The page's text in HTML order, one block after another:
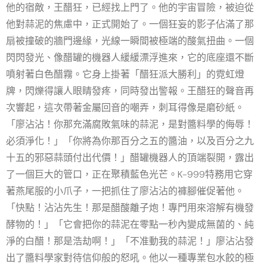
他的宿敵，王醋狂，已經找上門了。他的宇宙冒險，被迫從
他對蒜泥的焦慮中，正式開始了。一個狂妄的影子佔滿了那
扇被撞破的牆門邊緣，光線一瞬間被極端的酸氣扭曲。一個
閃閃發光、像醋罐的機器人緩緩漂浮進來，它的底座還不斷
噴射著白色醋霧。它身上掛著「醋狂派大勝利」的霓虹燈
牌，閃爍得讓人眼睛發疼，同時發出警報。王醋狂的聲音再
次響起，這次帶著金屬回音的嘲弄，刺耳得像是磨砂紙。
「廖沾沾！你那充滿腐敗氣味的蒜泥，是對醬料學的侮辱！
必須淨化！」「你將為你那百分之五的醬油，以及百分之九
十五的邪惡蒜頭付出代價！」醋罐機器人的頂端裂開，露出
了一個巨大的管口，正在聚積藍色光芒。K-999特務用它穿
著燕尾服的小爪子，一把抓住了廖沾沾的褲腳催促著他。
「快點！沾沾先生！那是醋酸離子炮！專門用來溶解有機發
酵物的！」「它會把你的蒜泥在零點一秒內變成無菌的、純
淨的白醋！那是浩劫啊！」「不准動我的蒜泥！」廖沾沾發
出了醬料學家對待信仰般的怒吼。他以一種專業包水餃的極